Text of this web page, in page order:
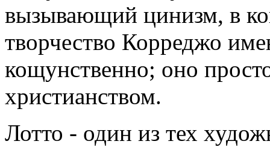
вызывающий цинизм, в
творчество Корреджо
кощунственно; оно
христианством.
Лотто - один из тех